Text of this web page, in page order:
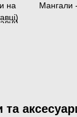
на
Мангали
та